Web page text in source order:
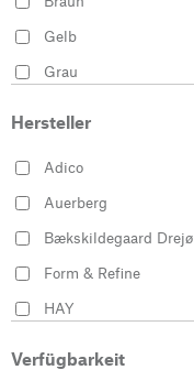
Gelb
Grau
Orange
Rot
Schwarz
Silber
Violett
Weiß
Hersteller
Adico
Auerberg
Bækskildegaard Drejø
Form & Refine
HAY
Verfügbarkeit